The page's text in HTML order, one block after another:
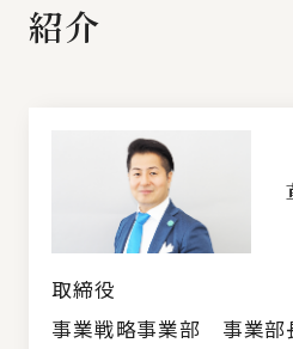
紹介
取締役
事業戦略事業部 事業部